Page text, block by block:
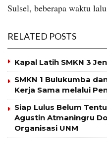
Sulsel, beberapa waktu
RELATED POSTS
Kapal Latih SMKN 3
SMKN 1 Bulukumba
Kerja Sama melalui
Siap Lulus Belum
Agustin Atmaningru
Organisasi UNM